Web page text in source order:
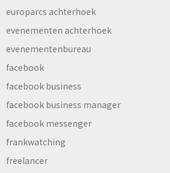
europarcs achterhoek
evenementen achterhoek
evenementenbureau
facebook
facebook business
facebook business manager
facebook messenger
frankwatching
freelancer